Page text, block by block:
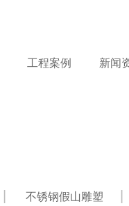
工程案例 新闻
不锈钢假山雕塑